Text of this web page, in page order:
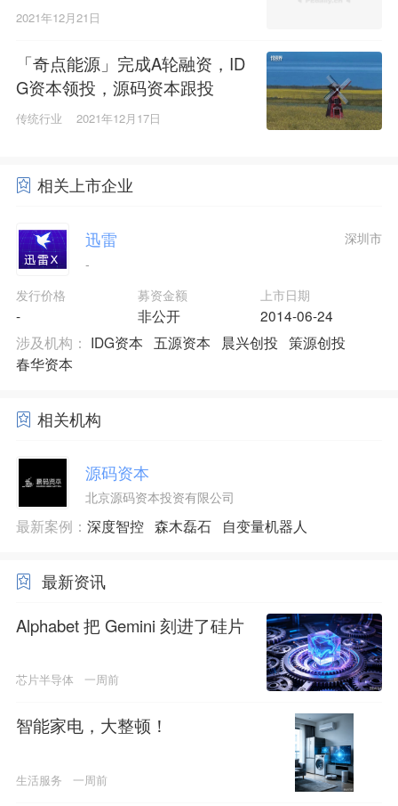
2021年12月21日
「奇点能源」完成A轮融资，ID
G资本领投，源码资本跟投
传统行业 2021年12月17日
相关上市企业
迅雷
-
深圳市
发行价格
-
募资金额
非公开
上市日期
2014-06-24
涉及机构： IDG资本 五源资本 晨兴创投 策源创投
春华资本
相关机构
源码资本
北京源码资本投资有限公司
最新案例： 深度智控 森木磊石 自变量机器人
最新资讯
Alphabet 把 Gemini 刻进了硅片
芯片半导体 一周前
智能家电，大整顿！
生活服务 一周前